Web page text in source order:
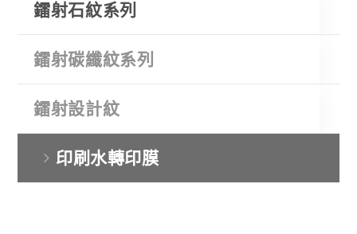
鐳射石紋系列
鐳射碳纖紋系列
鐳射設計紋
印刷水轉印膜